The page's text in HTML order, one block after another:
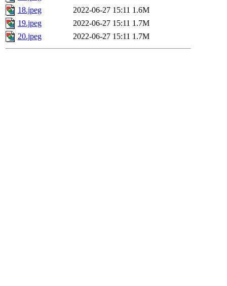
18.jpeg
2022-06-27 15:11 1.6M
19.jpeg
2022-06-27 15:11 1.7M
20.jpeg
2022-06-27 15:11 1.7M